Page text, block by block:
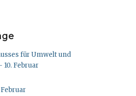
für Umwelt und
Februar